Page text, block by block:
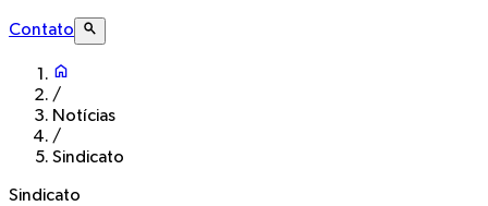
Contato
/
Notícias
/
Sindicato
Sindicato